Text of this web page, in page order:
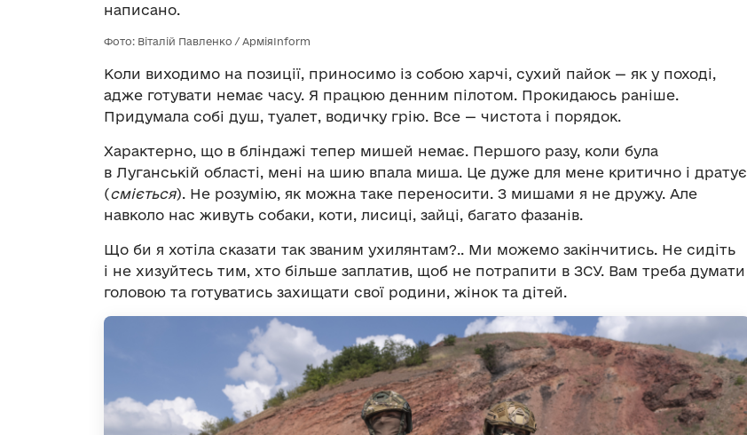
написано.
Фото: Віталій Павленко / АрміяInform
Коли виходимо на позиції, приносимо із собою харчі, сухий пайок — як у поході,
адже готувати немає часу. Я працюю денним пілотом. Прокидаюсь раніше.
Придумала собі душ, туалет, водичку грію. Все — чистота і порядок.
Характерно, що в бліндажі тепер мишей немає. Першого разу, коли була
в Луганській області, мені на шию впала миша. Це дуже для мене критично і дратує
(сміється). Не розумію, як можна таке переносити. З мишами я не дружу. Але
навколо нас живуть собаки, коти, лисиці, зайці, багато фазанів.
Що би я хотіла сказати так званим ухилянтам?.. Ми можемо закінчитись. Не сидіть
і не хизуйтесь тим, хто більше заплатив, щоб не потрапити в ЗСУ. Вам треба думати
головою та готуватись захищати свої родини, жінок та дітей.